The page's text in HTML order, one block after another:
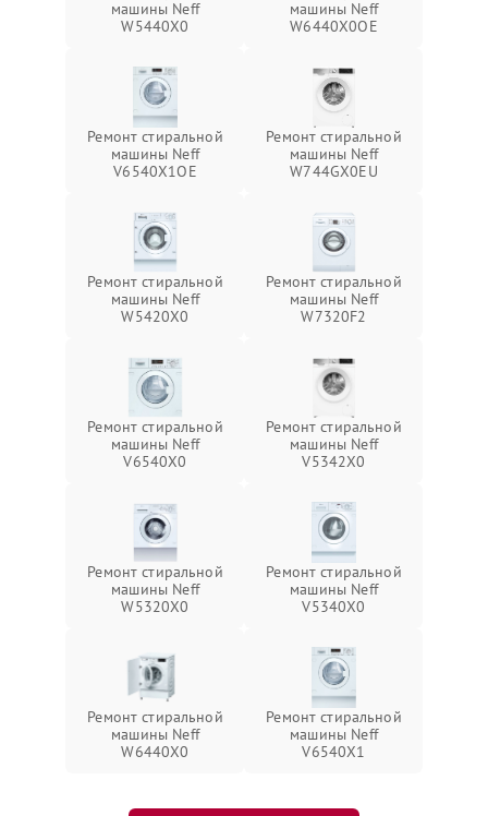
машины Neff
W5440X0
машины Neff
W6440X0OE
Ремонт стиральной
машины Neff
V6540X1OE
Ремонт стиральной
машины Neff
W744GX0EU
Ремонт стиральной
машины Neff
W5420X0
Ремонт стиральной
машины Neff
W7320F2
Ремонт стиральной
машины Neff
V6540X0
Ремонт стиральной
машины Neff
V5342X0
Ремонт стиральной
машины Neff
W5320X0
Ремонт стиральной
машины Neff
V5340X0
Ремонт стиральной
машины Neff
W6440X0
Ремонт стиральной
машины Neff
V6540X1